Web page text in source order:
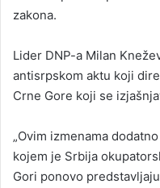
zakona.
Lider DNP-a Milan
antisrpskom aktu koji
Crne Gore koji se
„Ovim izmenama
kojem je Srbija
Gori ponovo